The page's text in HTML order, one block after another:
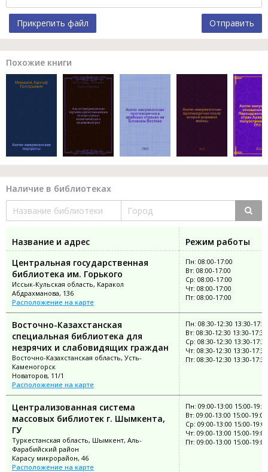
Прикрепить файл Отправить
Похожие книги
Наличие в библиотеках
Название и адрес
Режим работы
Центральная государственная
библиотека им. Горького
Иссык-Кульская область, Каракол
Абдрахманова, 136
Расположение на карте
Пн: 08:00-17:00
Вт: 08:00-17:00
Ср: 08:00-17:00
Чт: 08:00-17:00
Пт: 08:00-17:00
Восточно-Казахстанская
специальная библиотека для
незрячих и слабовидящих граждан
Восточно-Казахстанская область, Усть-
Каменогорск
Новаторов, 11/1
Расположение на карте
Пн: 08:30-12:30 13:30-
Вт: 08:30-12:30 13:30-17:30
Ср: 08:30-12:30 13:30-17:30
Чт: 08:30-12:30 13:30-17:30
Пт: 08:30-12:30 13:30-17:30
Централизованная система
массовых библиотек г. Шымкента,
ГУ
Туркестанская область, Шымкент, Аль-
Фарабийский район
Карасу микрорайон, 46
Расположение на карте
Пн: 09:00-13:00 15:00-
Вт: 09:00-13:00 15:00-19:00
Ср: 09:00-13:00 15:00-19:00
Чт: 09:00-13:00 15:00-19:00
Пт: 09:00-13:00 15:00-19:00